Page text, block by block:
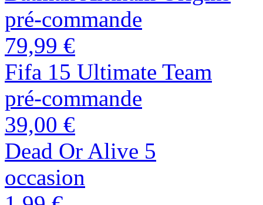
pré-commande
79,99 €
Fifa 15 Ultimate Team
pré-commande
39,00 €
Dead Or Alive 5
occasion